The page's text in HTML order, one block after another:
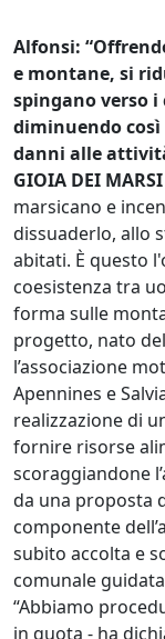
Alfonsi:
e montane, si
spingano verso
diminuendo
danni alle
GIOIA DEI MARSI
marsicano e
dissuaderlo, allo
abitati. È questo
coesistenza tra
forma sulle
progetto, nato
l’associazione
Apennines e
realizzazione di
fornire risorse
scoraggiandone
da una proposta
componente
subito accolta e
comunale
“Abbiamo
in quota - ha